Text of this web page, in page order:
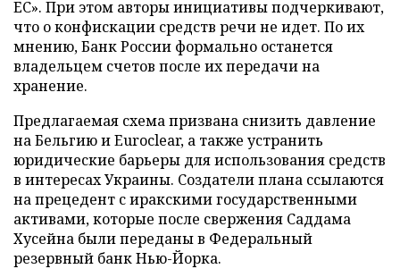
ЕС». При этом авторы инициативы подчеркивают,
что о конфискации средств речи не идет. По их
мнению, Банк России формально останется
владельцем счетов после их передачи на
хранение.
Предлагаемая схема призвана снизить давление
на Бельгию и Euroclear, а также устранить
юридические барьеры для использования средств
в интересах Украины. Создатели плана ссылаются
на прецедент с иракскими государственными
активами, которые после свержения Саддама
Хусейна были переданы в Федеральный
резервный банк Нью-Йорка.